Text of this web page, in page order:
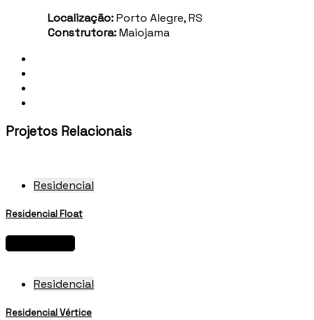
Localização:Porto Alegre, RS
Construtora:Maiojama
Projetos Relacionais
Residencial
Residencial Float
Residencial
Residencial Vértice